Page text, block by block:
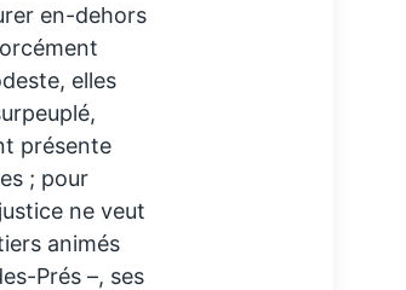
en-dehors
elles
présente
; pour
ne veut
animés
Prés –, ses